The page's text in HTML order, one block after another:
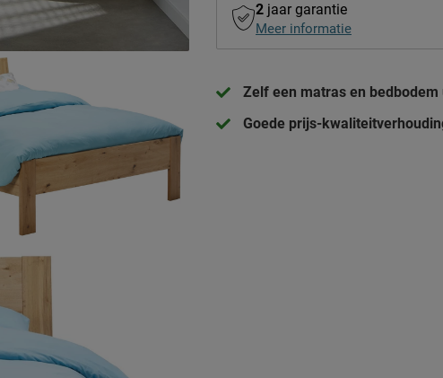
2 jaar garantie
Meer informatie
Zelf een matras en bedbodem
Goede prijs-